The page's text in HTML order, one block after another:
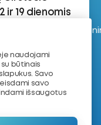
į plaukimo
naudojami
būtinais
Savo
savo
išsaugotus
ir 19 dienomis
| 4–8 lygis
su
| Dailusis